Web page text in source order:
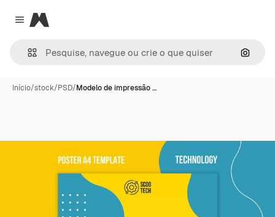
Close menu
Magnific
Início/stock/PSD/Modelo de impressão …